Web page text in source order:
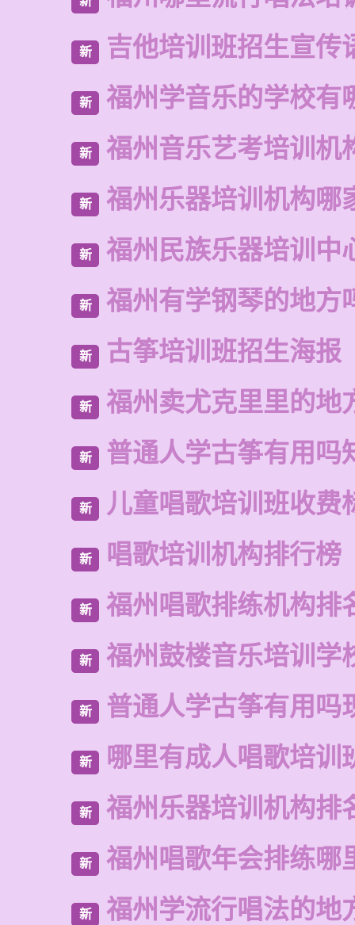
新 吉他培训班招生宣传
新 福州学音乐的学校有
新 福州音乐艺考培训机
新 福州乐器培训机构哪
新 福州民族乐器培训中
新 福州有学钢琴的地方
新 古筝培训班招生海报
新 福州卖尤克里里的地
新 普通人学古筝有用吗
新 儿童唱歌培训班收费
新 唱歌培训机构排行榜
新 福州唱歌排练机构排
新 福州鼓楼音乐培训学
新 普通人学古筝有用吗
新 哪里有成人唱歌培训
新 福州乐器培训机构排
新 福州唱歌年会排练哪
新 福州学流行唱法的地